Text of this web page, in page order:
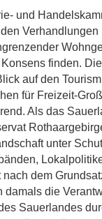
und
Verhandlungen
finden.
auf den
für Freizeit-
Als das
unter
dem
damals die
Sauerlandes